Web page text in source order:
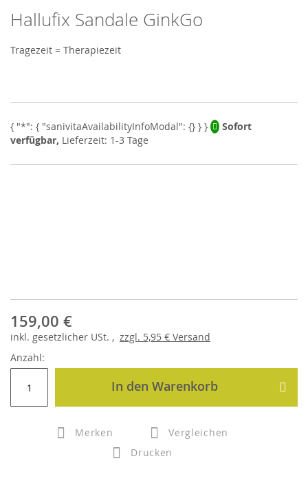
Skip
to
the
beginning
images
Hallufix Sandale GinkGo
Tragezeit = Therapiezeit
Sofort
verfügbar, Lieferzeit: 1-3 Tage
159,00 €
inkl. gesetzlicher USt. , zzgl. 5,95 € Versand
Anzahl:
In den Warenkorb
Merken
Vergleichen
Drucken